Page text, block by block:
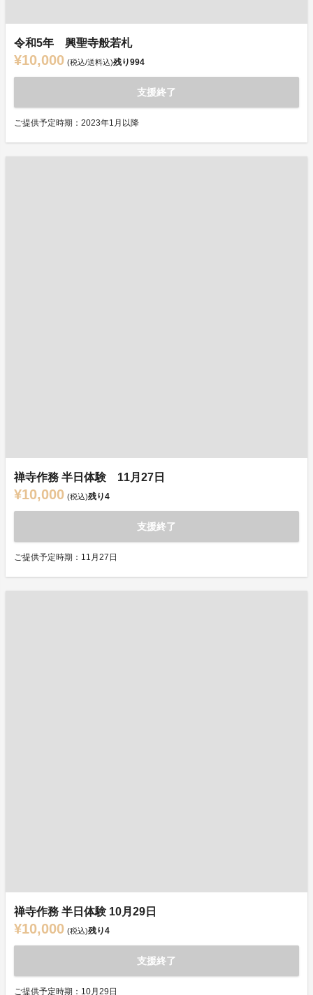
令和5年 興聖寺般若札
¥10,000 (税込/送料込)残り994
支援終了
ご提供予定時期：2023年1月以降
禅寺作務 半日体験 11月27日
¥10,000 (税込)残り4
支援終了
ご提供予定時期：11月27日
禅寺作務 半日体験 10月29日
¥10,000 (税込)残り4
支援終了
ご提供予定時期：10月29日